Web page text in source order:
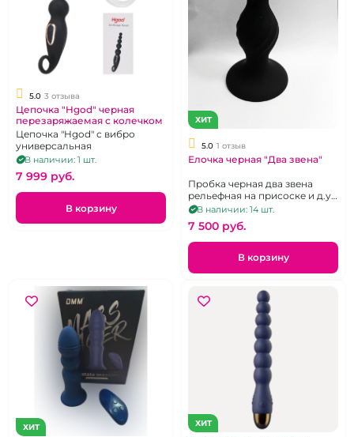
5.0 3 отзыва
Цепочка "Hgod" черная
перезаряжаемая с колечком
Цепочка "Hgod" с вибро
универсальная
В наличии: 1 шт.
7 999 pуб.
В корзину
ХИТ
5.0 1 отзыв
Елочка черная "Два звена"
Пробка черная два звена
рельефная на присоске и д.у
пульте
В наличии: 14 шт.
7 500 pуб.
В корзину
ХИТ ХИТ